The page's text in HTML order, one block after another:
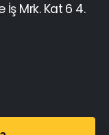
İş Mrk. Kat 6 4.